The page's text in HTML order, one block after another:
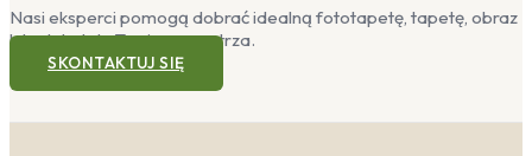
Nasi eksperci pomogą dobrać idealną fototapetę, tapetę, obraz
lub plakat do Twojego wnętrza.
SKONTAKTUJ SIĘ